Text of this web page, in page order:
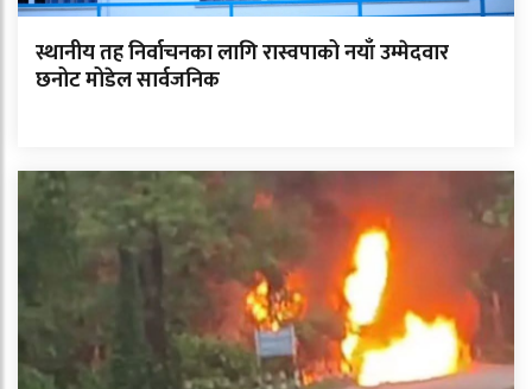
स्थानीय तह निर्वाचनका लागि रास्वपाको नयाँ उम्मेदवार
छनोट मोडेल सार्वजनिक